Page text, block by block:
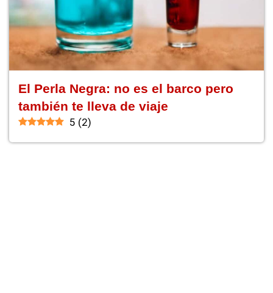
El Perla Negra: no es el barco pero
también te lleva de viaje
5 (2)